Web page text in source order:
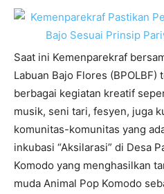
Saat ini Kemenparekraf
Labuan Bajo Flores
berbagai kegiatan kreatif
musik, seni tari, fesyen, juga
komunitas-komunitas yang
inkubasi “Aksilarasi” di Desa
Komodo yang menghasilkan
muda Animal Pop Komodo